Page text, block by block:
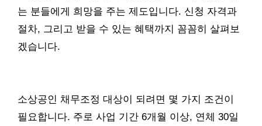
는 분들에게 희망을 주는 제도입니다. 신청 자격과
절차, 그리고 받을 수 있는 혜택까지 꼼꼼히 살펴보
겠습니다.
소상공인 채무조정 대상이 되려면 몇 가지 조건이
필요합니다. 주로 사업 기간 6개월 이상, 연체 30일